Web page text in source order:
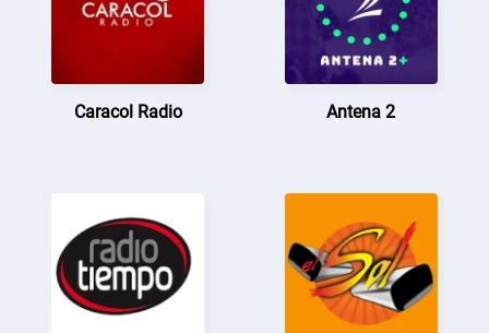
Caracol Radio Antena 2